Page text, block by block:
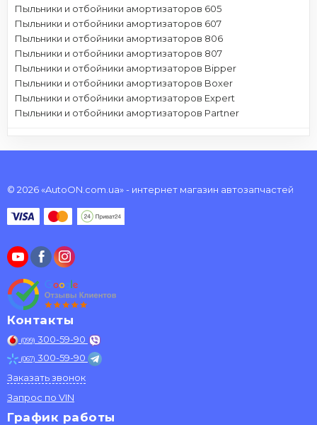
Пыльники и отбойники амортизаторов 605
Пыльники и отбойники амортизаторов 607
Пыльники и отбойники амортизаторов 806
Пыльники и отбойники амортизаторов 807
Пыльники и отбойники амортизаторов Bipper
Пыльники и отбойники амортизаторов Boxer
Пыльники и отбойники амортизаторов Expert
Пыльники и отбойники амортизаторов Partner
© 2026 «AutoON.com.ua» - интернет магазин автозапчастей
Контакты
(099) 300-59-90
(067) 300-59-90
Заказать звонок
Запрос по VIN
График работы